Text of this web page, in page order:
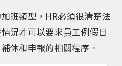
班類型，HR必須很清楚法
況才可以要求員工例假日
休和申報的相關程序。